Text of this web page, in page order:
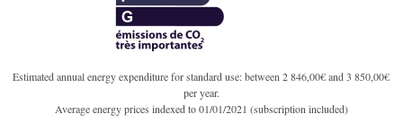
Estimated annual energy expenditure for standard use: between 2 846,00€ and 3 850,00€
per year.
Average energy prices indexed to 01/01/2021 (subscription included)